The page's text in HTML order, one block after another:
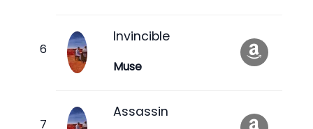
Invincible
Muse
Assassin